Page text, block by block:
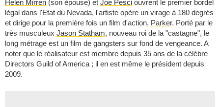
Helen Mirren (son épouse) et Joe Pesci ouvrent le premier bordel
légal dans l'Etat du Nevada, l'artiste opère un virage à 180 degrés
et dirige pour la première fois un film d'action, Parker. Porté par le
très musculeux Jason Statham, nouveau roi de la "castagne", le
long métrage est un film de gangsters sur fond de vengeance. A
noter que le réalisateur est membre depuis 35 ans de la célèbre
Directors Guild of America ; il en est même le président depuis
2009.